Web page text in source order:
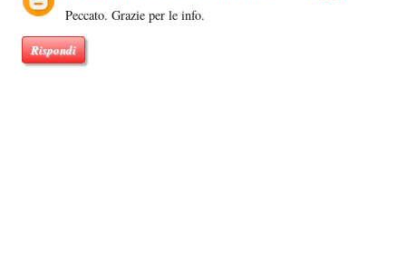
Peccato. Grazie per le info.
Rispondi